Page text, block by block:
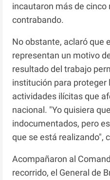
incautaron más de
contrabando.
No obstante, aclaró que
representan un motivo
resultado del trabajo
institución para
actividades ilícitas que
nacional. "Yo quisiera
indocumentados, pero
que se está realizando",
Acompañaron al
recorrido, el General de